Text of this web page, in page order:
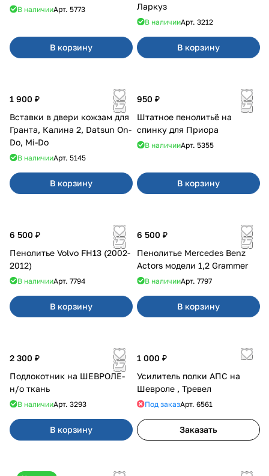
В наличииАрт. 5773
В корзину
Ларкуз
В наличииАрт. 3212
В корзину
1 900 ₽
Вставки в двери кожзам для
Гранта, Калина 2, Datsun On-
Do, Mi-Do
В наличииАрт. 5145
В корзину
950 ₽
Штатное пенолитьё на
спинку для Приора
В наличииАрт. 5355
В корзину
6 500 ₽
Пенолитье Volvo FH13 (2002-
2012)
В наличииАрт. 7794
В корзину
6 500 ₽
Пенолитье Mercedes Benz
Actors модели 1,2 Grammer
В наличииАрт. 7797
В корзину
2 300 ₽
Подлокотник на ШЕВРОЛЕ-
н/о ткань
В наличииАрт. 3293
В корзину
1 000 ₽
Усилитель полки АПС на
Шевроле , Тревел
Под заказАрт. 6561
Заказать